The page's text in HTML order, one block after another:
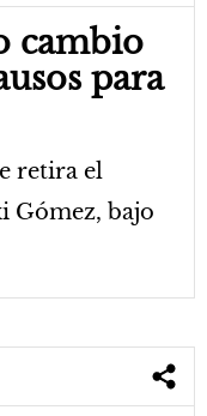
cambio
para
retira el
Gómez, bajo